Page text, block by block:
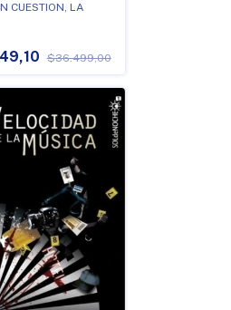
CUESTION, LA
$36.499,00